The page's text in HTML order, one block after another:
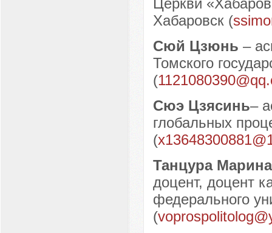
Церкви
Хабаровск (
Сюй Цзюнь –
Томского
(
Сюэ Цзясинь–
глобальных
(
Танцура
доцент, доцент
федерального
(